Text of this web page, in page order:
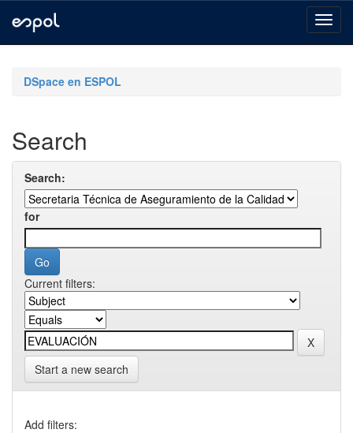
navigationDSpace en ESPOL
Search
Search:
for
Current filters:
Start a new search
Add filters: